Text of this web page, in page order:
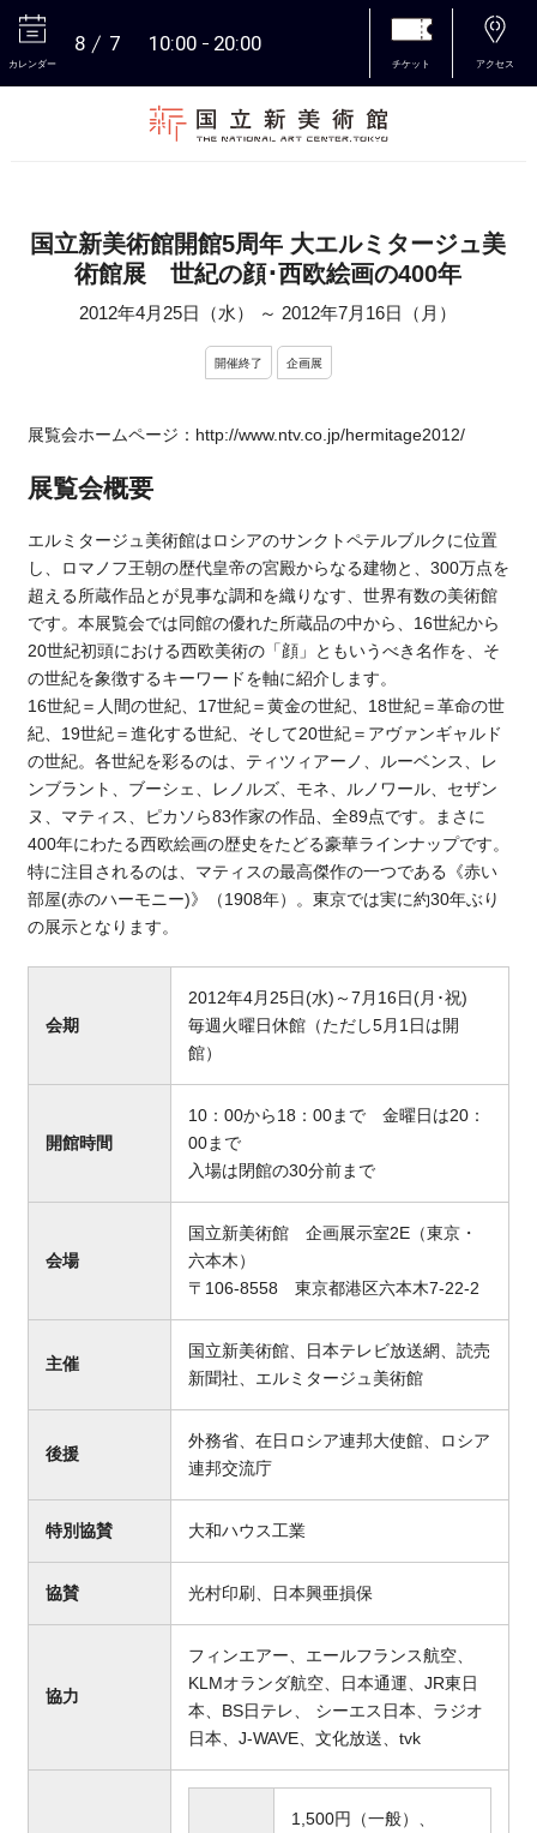
カレンダー
8 7 10:00 20:00
チケット アクセス
国立新美術館開館5周年 大エルミタージュ美
術館展 世紀の顔･西欧絵画の400年
2012年4月25日（水） ～ 2012年7月16日（月）
開催終了 企画展
展覧会ホームページ：http://www.ntv.co.jp/hermitage2012/
展覧会概要
エルミタージュ美術館はロシアのサンクトペテルブルクに位置
し、ロマノフ王朝の歴代皇帝の宮殿からなる建物と、300万点を
超える所蔵作品とが見事な調和を織りなす、世界有数の美術館
です。本展覧会では同館の優れた所蔵品の中から、16世紀から
20世紀初頭における西欧美術の「顔」ともいうべき名作を、そ
の世紀を象徴するキーワードを軸に紹介します。
16世紀＝人間の世紀、17世紀＝黄金の世紀、18世紀＝革命の世
紀、19世紀＝進化する世紀、そして20世紀＝アヴァンギャルド
の世紀。各世紀を彩るのは、ティツィアーノ、ルーベンス、レ
ンブラント、ブーシェ、レノルズ、モネ、ルノワール、セザン
ヌ、マティス、ピカソら83作家の作品、全89点です。まさに
400年にわたる西欧絵画の歴史をたどる豪華ラインナップです。
特に注目されるのは、マティスの最高傑作の一つである《赤い
部屋(赤のハーモニー)》（1908年）。東京では実に約30年ぶり
の展示となります。
会期
2012年4月25日(水)～7月16日(月･祝)
毎週火曜日休館（ただし5月1日は開
館）
開館時間
10：00から18：00まで 金曜日は20：
00まで
入場は閉館の30分前まで
会場
国立新美術館 企画展示室2E（東京・
六本木）
〒106-8558 東京都港区六本木7-22-2
主催
国立新美術館、日本テレビ放送網、読売
新聞社、エルミタージュ美術館
後援
外務省、在日ロシア連邦大使館、ロシア
連邦交流庁
特別協賛 大和ハウス工業
協賛 光村印刷、日本興亜損保
協力
フィンエアー、エールフランス航空、
KLMオランダ航空、日本通運、JR東日
本、BS日テレ、 シーエス日本、ラジオ
日本、J-WAVE、文化放送、tvk
1,500円（一般）、